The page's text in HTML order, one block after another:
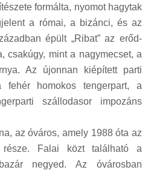
formálta, nyomot hagytak
a római, a bizánci, és az
épült „Ribat” az erőd-
csakúgy, mint a nagymecset, a
Az újonnan kiépített parti
fehér homokos tengerpart, a
szállodasor impozáns
az óváros, amely 1988 óta az
része. Falai közt található a
negyed. Az óvárosban